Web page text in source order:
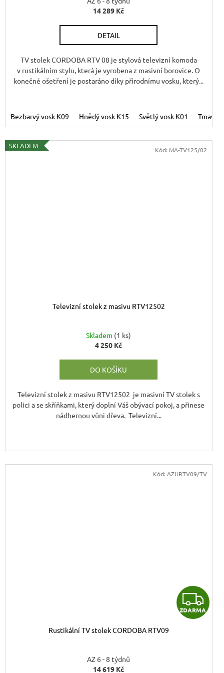
14 289 Kč
DETAIL
TV stolek CORDOBA RTV 08 je stylová televizní komoda
v rustikálním stylu, která je vyrobena z masivní borovice. O
konečné ošetření je postaráno díky přírodnímu vosku, který...
Bezbarvý vosk K09 Hnědý vosk K15 Světlý vosk K01 Tmavý
SKLADEM
Televizní stolek z masivu RTV12502
Skladem (1 ks)
4 250 Kč
DO KOŠÍKU
Televizní stolek z masivu RTV12502 je masivní TV stolek s
polici a se skříňkami, který doplní Váš obývací pokoj, a přinese
nádhernou vůni dřeva. Televizní...
Kód: MA-TV125/02
Z
D
ZDARMA
Rustikální TV stolek CORDOBA RTV09
AZ 6 - 8 týdnů
14 619 Kč
Kód: AZURTV09/TV